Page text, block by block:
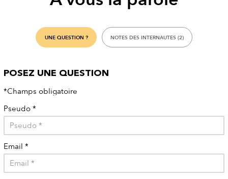
UNE QUESTION ? NOTES DES INTERNAUTES (2)
POSEZ UNE QUESTION
*Champs obligatoire
Pseudo *
Email *